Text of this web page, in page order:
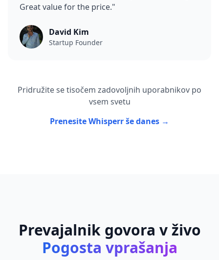
Great value for the price."
David Kim
Startup Founder
Pridružite se tisočem zadovoljnih uporabnikov po
vsem svetu
Prenesite Whisperr še danes →
Prevajalnik govora v živo
Pogosta vprašanja